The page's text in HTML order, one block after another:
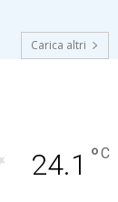
Carica altri
24.1 °C